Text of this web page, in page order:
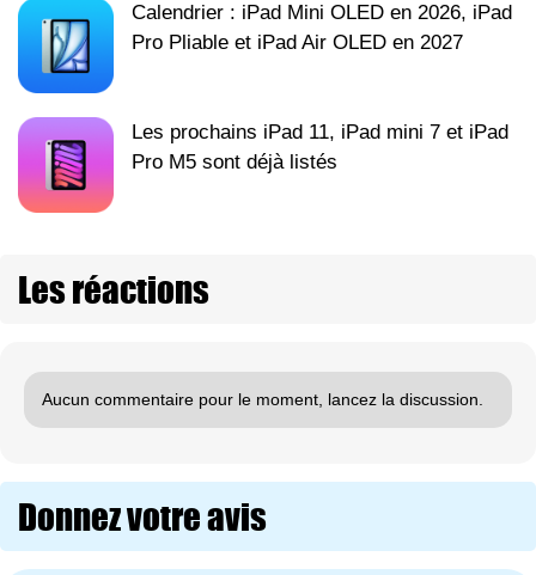
Calendrier : iPad Mini OLED en 2026, iPad
Pro Pliable et iPad Air OLED en 2027
Les prochains iPad 11, iPad mini 7 et iPad
Pro M5 sont déjà listés
Les réactions
Aucun commentaire pour le moment, lancez la discussion.
Donnez votre avis